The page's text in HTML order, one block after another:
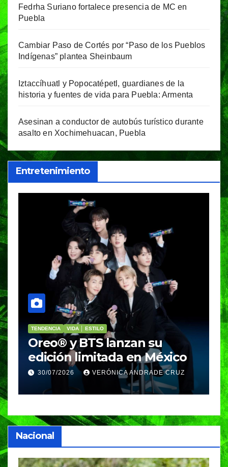
Fedrha Suriano fortalece presencia de MC en
Puebla
Cambiar Paso de Cortés por “Paso de los Pueblos
Indígenas” plantea Sheinbaum
Iztaccíhuatl y Popocatépetl, guardianes de la
historia y fuentes de vida para Puebla: Armenta
Asesinan a conductor de autobús turístico durante
asalto en Xochimehuacan, Puebla
Entretenimiento
PORTADA VIDA │ ESTILO
Nosotros Bailamos,
Nosotros Volamos llega al
GIFF
25/07/2026 VERÓNICA ANDRADE CRUZ
Nacional